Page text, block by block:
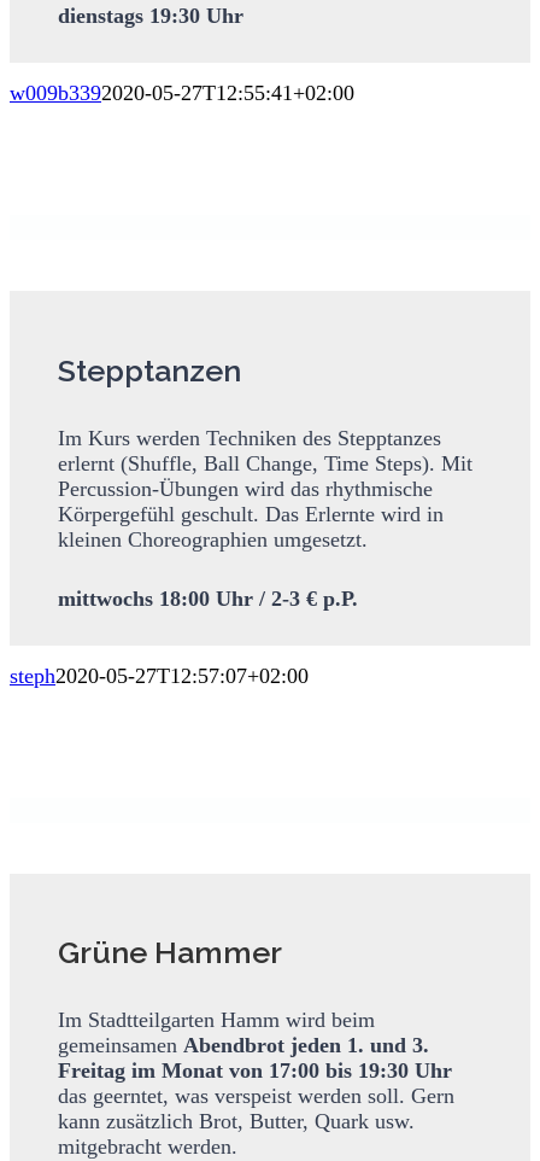
dienstags 19:30 Uhr
w009b3392020-05-27T12:55:41+02:00
Stepptanzen
Im Kurs werden Techniken des Stepptanzes
erlernt (Shuffle, Ball Change, Time Steps). Mit
Percussion-Übungen wird das rhythmische
Körpergefühl geschult. Das Erlernte wird in
kleinen Choreographien umgesetzt.
mittwochs 18:00 Uhr / 2-3 € p.P.
steph2020-05-27T12:57:07+02:00
Grüne Hammer
Im Stadtteilgarten Hamm wird beim
gemeinsamen Abendbrot jeden 1. und 3.
Freitag im Monat von 17:00 bis 19:30 Uhr
das geerntet, was verspeist werden soll. Gern
kann zusätzlich Brot, Butter, Quark usw.
mitgebracht werden.